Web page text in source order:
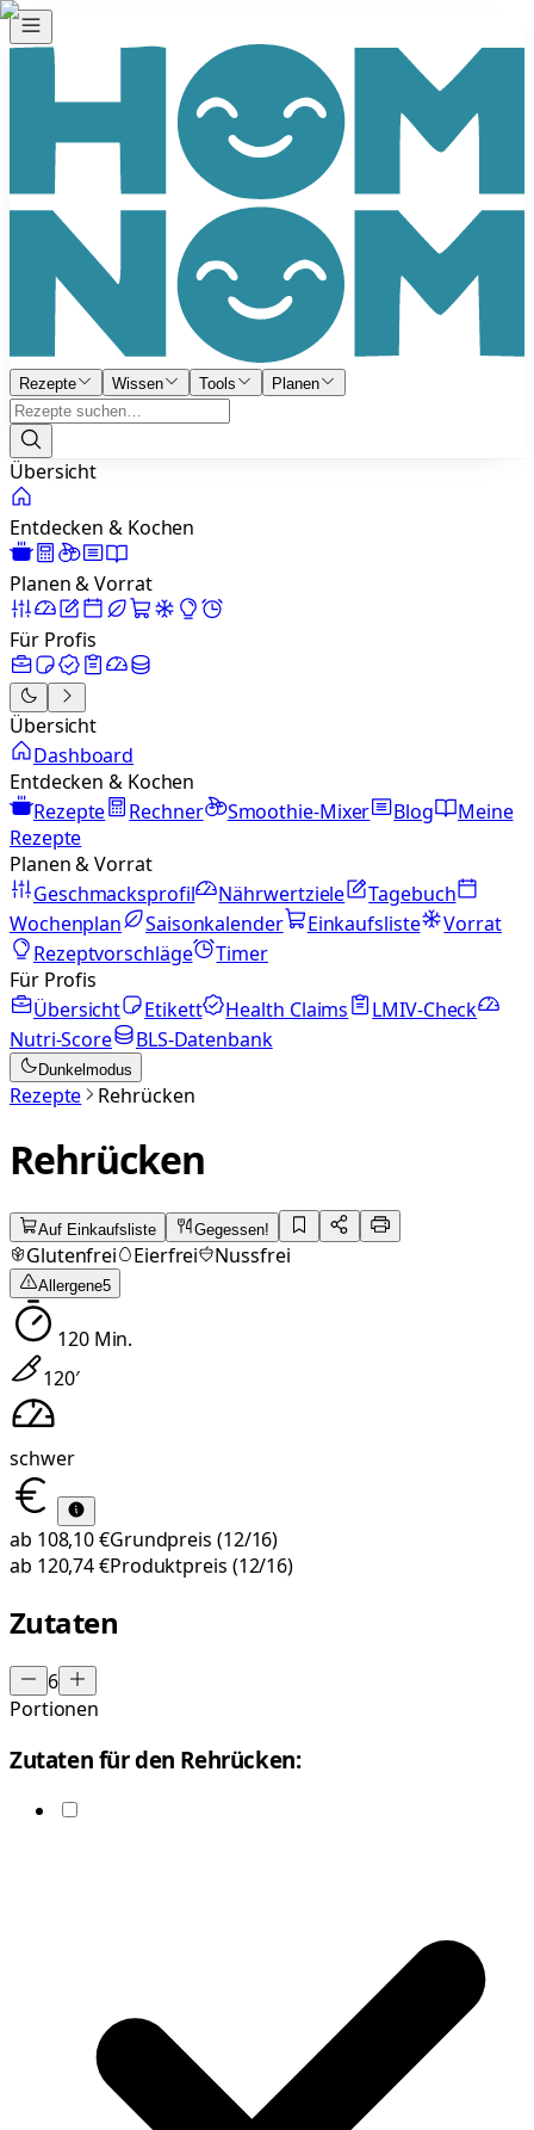
Rezepte Wissen Tools Planen
Übersicht
Entdecken & Kochen
Planen & Vorrat
Für Profis
Übersicht
Dashboard
Entdecken & Kochen
Rezepte
Rechner Smoothie-Mixer Blog
Meine
Rezepte
Planen & Vorrat
Geschmacksprofil
Nährwertziele
Tagebuch
Wochenplan
Saisonkalender Einkaufsliste
Vorrat
Rezeptvorschläge
Timer
Für Profis
Übersicht
Etikett Health Claims
LMIV-Check
Nutri-Score
BLS-Datenbank
Dunkelmodus
Rezepte Rehrücken
Rehrücken
Auf Einkaufsliste Gegessen!
Glutenfrei Eierfrei Nussfrei
Allergene5
120Min.
120′
schwer
ab 108,10 €Grundpreis (12/16)
ab 120,74 €Produktpreis (12/16)
Zutaten
6
Portionen
Zutaten für den Rehrücken: